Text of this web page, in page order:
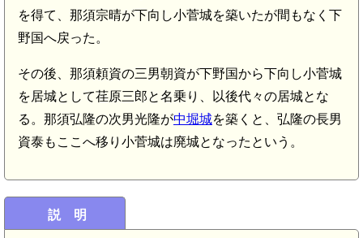
を得て、那須宗晴が下向し小菅城を築いたが間もなく下
野国へ戻った。
その後、那須頼資の三男朝資が下野国から下向し小菅城
を居城として荏原三郎と名乗り、以後代々の居城とな
る。那須弘隆の次男光隆が中堀城を築くと、弘隆の長男
資泰もここへ移り小菅城は廃城となったという。
説 明